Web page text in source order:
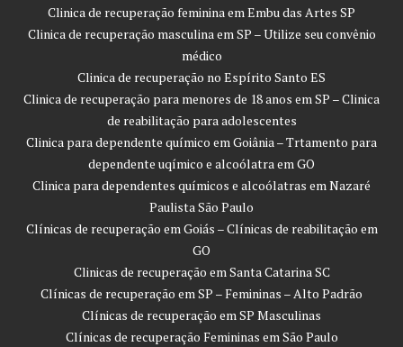
Clinica de recuperação feminina em Embu das Artes SP
Clinica de recuperação masculina em SP – Utilize seu convênio
médico
Clinica de recuperação no Espírito Santo ES
Clinica de recuperação para menores de 18 anos em SP – Clinica
de reabilitação para adolescentes
Clinica para dependente químico em Goiânia – Trtamento para
dependente uqímico e alcoólatra em GO
Clinica para dependentes químicos e alcoólatras em Nazaré
Paulista São Paulo
Clínicas de recuperação em Goiás – Clínicas de reabilitação em
GO
Clinicas de recuperação em Santa Catarina SC
Clínicas de recuperação em SP – Femininas – Alto Padrão
Clínicas de recuperação em SP Masculinas
Clínicas de recuperação Femininas em São Paulo